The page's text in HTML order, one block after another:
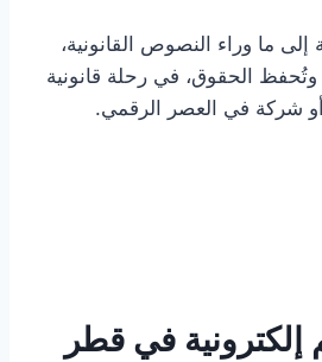
ما وراء النصوص القانونية،
الحقوق، في رحلة قانونية
شركة في العصر الرقمي.
في قطر